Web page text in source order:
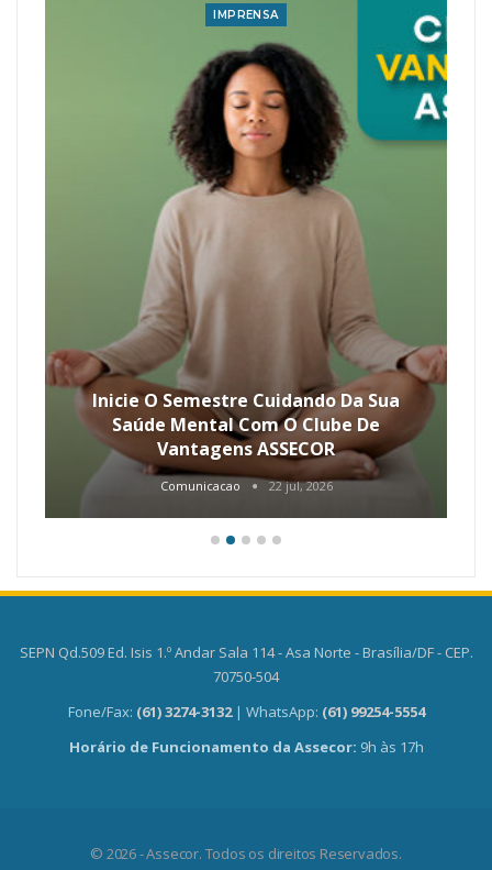
IMPRENSA
Inicie O Semestre Cuidando Da Sua
Saúde Mental Com O Clube De
Vantagens ASSECOR
Comunicacao 22 jul, 2026
SEPN Qd.509 Ed. Isis 1.º Andar Sala 114 - Asa Norte - Brasília/DF - CEP.
70750-504
Fone/Fax: (61) 3274-3132 | WhatsApp: (61) 99254-5554
Horário de Funcionamento da Assecor: 9h às 17h
© 2026 - Assecor. Todos os direitos Reservados.